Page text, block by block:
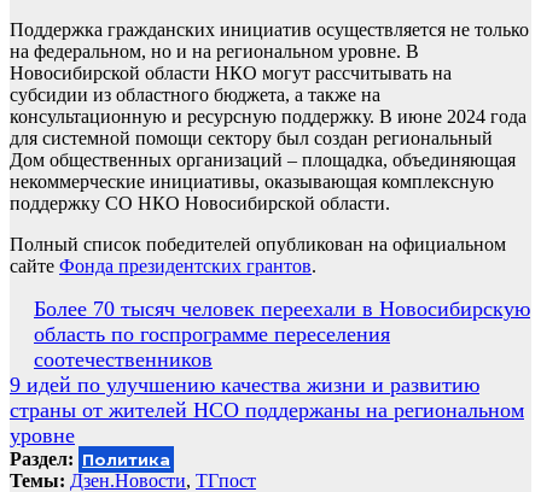
Поддержка гражданских инициатив осуществляется не только
на федеральном, но и на региональном уровне. В
Новосибирской области НКО могут рассчитывать на
субсидии из областного бюджета, а также на
консультационную и ресурсную поддержку. В июне 2024 года
для системной помощи сектору был создан региональный
Дом общественных организаций – площадка, объединяющая
некоммерческие инициативы, оказывающая комплексную
поддержку СО НКО Новосибирской области.
Полный список победителей опубликован на официальном
сайте Фонда президентских грантов.
Навигация
по
записям
Более 70 тысяч человек переехали в Новосибирскую
область по госпрограмме переселения
соотечественников
9 идей по улучшению качества жизни и развитию
страны от жителей НСО поддержаны на региональном
уровне
Раздел: Политика
Темы: Дзен.Новости, ТГпост